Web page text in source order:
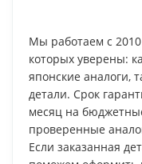
Мы работаем с
которых уверены:
японские аналоги,
детали. Срок
месяц на
проверенные
Если заказанная